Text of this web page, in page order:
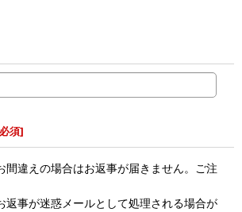
必須]
間違えの場合はお返事が届きません。ご注
返事が迷惑メールとして処理される場合が